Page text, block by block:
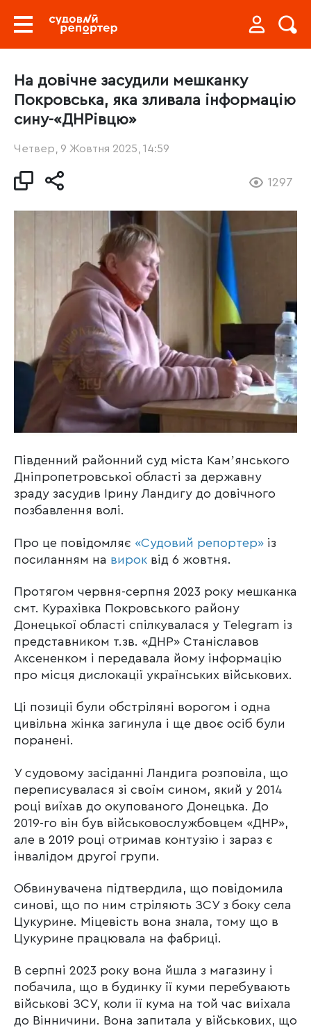
На довічне засудили мешканку
Покровська, яка зливала інформацію
сину-«ДНРівцю»
Четвер, 9 Жовтня 2025, 14:59
1297
Південний районний суд міста Камʼянського
Дніпропетровської області за державну
зраду засудив Ірину Ландигу до довічного
позбавлення волі.
Про це повідомляє «Судовий репортер» із
посиланням на вирок від 6 жовтня.
Протягом червня-серпня 2023 року мешканка
смт. Курахівка Покровського району
Донецької області спілкувалася у Telegram із
представником т.зв. «ДНР» Станіславов
Аксененком і передавала йому інформацію
про місця дислокації українських військових.
Ці позиції були обстріляні ворогом і одна
цивільна жінка загинула і ще двоє осіб були
поранені.
У судовому засіданні Ландига розповіла, що
переписувалася зі своїм сином, який у 2014
році виїхав до окупованого Донецька. До
2019-го він був військовослужбовцем «ДНР»,
але в 2019 році отримав контузію і зараз є
інвалідом другої групи.
Обвинувачена підтвердила, що повідомила
синові, що по ним стріляють ЗСУ з боку села
Цукурине. Міцевість вона знала, тому що в
Цукурине працювала на фабриці.
В серпні 2023 року вона йшла з магазину і
побачила, що в будинку її куми перебувають
військові ЗСУ, коли її кума на той час виїхала
до Вінничини. Вона запитала у військових, що